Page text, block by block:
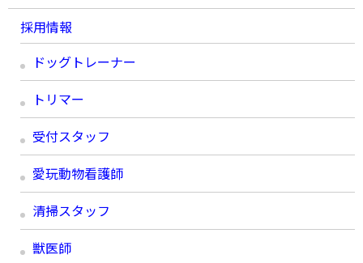
採用情報
ドッグトレーナー
トリマー
受付スタッフ
愛玩動物看護師
清掃スタッフ
獣医師